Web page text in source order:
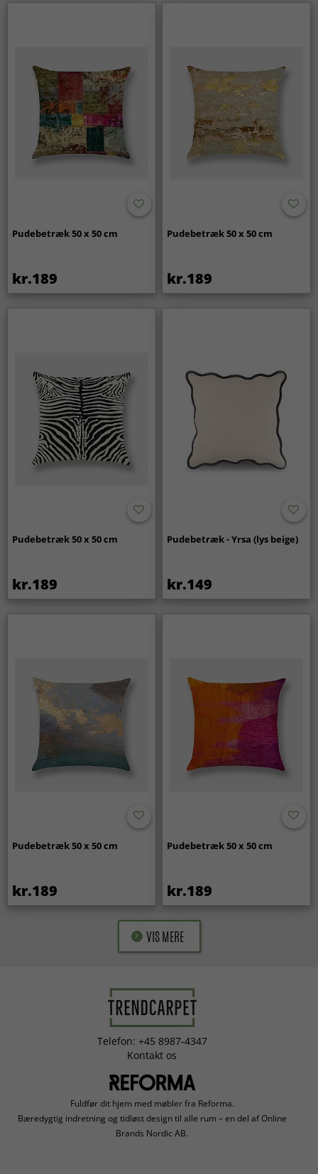
Pudebetræk 50 x 50 cm
kr.189
Pudebetræk 50 x 50 cm
kr.189
Pudebetræk 50 x 50 cm
kr.189
Pudebetræk - Yrsa (lys beige)
kr.149
Pudebetræk 50 x 50 cm
kr.189
Pudebetræk 50 x 50 cm
kr.189
VIS MERE
Telefon: +45 8987-4347
Kontakt os
Fuldfør dit hjem med møbler fra Reforma.
Bæredygtig indretning og tidløst design til alle rum – en del af Online
Brands Nordic AB.